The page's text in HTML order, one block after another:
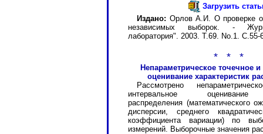
Загрузить
Издано: Орлов А.И. О проверке
независимых выборок. -
лаборатория". 2003. Т.69. No.1. С.55-
* * *
Непараметрическое точечное
оценивание характеристик
Рассмотрено
интервальное оценивание
распределения (математического
дисперсии, среднего
коэффициента вариации) по
измерений. Выборочные значения